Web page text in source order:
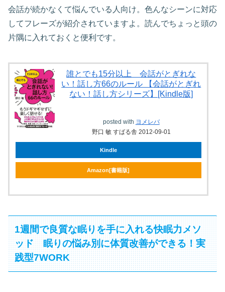
会話が続かなくて悩んでいる人向け。色んなシーンに対応
してフレーズが紹介されていますよ。読んでちょっと頭の
片隅に入れておくと便利です。
誰とでも15分以上 会話がとぎれな
い！話し方66のルール 【会話がとぎれ
ない！話し方シリーズ】[Kindle版]
posted with ヨメレバ
野口 敏 すばる舎 2012-09-01
Kindle
Amazon[書籍版]
1週間で良質な眠りを手に入れる快眠力メソ
ッド 眠りの悩み別に体質改善ができる！実
践型7WORK